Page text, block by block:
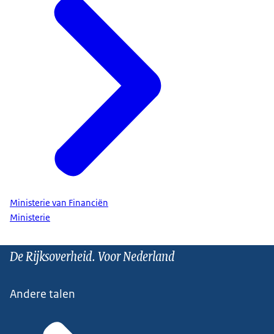
Ministerie van Financiën
Ministerie
De Rijksoverheid. Voor Nederland
Andere talen